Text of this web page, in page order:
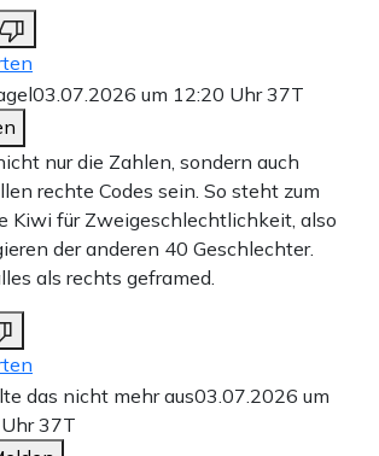
03.07.2026 um 12:20 Uhr37T
nur die Zahlen, sondern auch
rechte Codes sein. So steht zum
Kiwi für Zweigeschlechtlichkeit, also
der anderen 40 Geschlechter.
als rechts geframed.
das nicht mehr aus03.07.2026 um
37T